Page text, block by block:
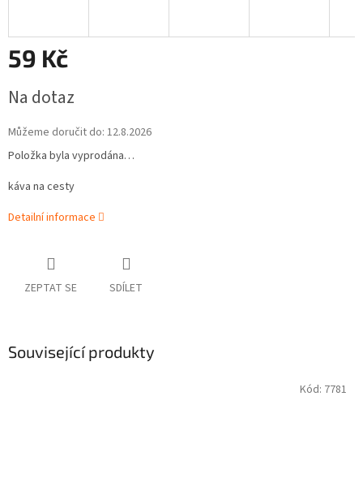
59 Kč
cena:
Na dotaz
Můžeme doručit do: 12.8.2026
Položka byla vyprodána…
káva na cesty
Detailní informace
ZEPTAT SE SDÍLET
Související produkty
Kód: 7781